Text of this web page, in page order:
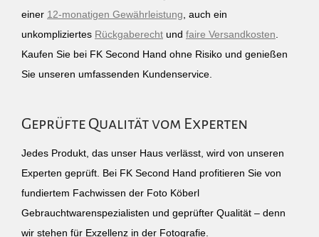
einer 12-monatigen Gewährleistung , auch ein
unkompliziertes Rückgaberecht und faire Versandkosten
Kaufen Sie bei FK Second Hand ohne Risiko und genießen
Sie unseren umfassenden Kundenservice.
Geprüfte Qualität vom Experten
Jedes Produkt, das unser Haus verlässt, wird von unseren
Experten geprüft. Bei FK Second Hand profitieren Sie von
fundiertem Fachwissen der Foto Köberl
Gebrauchtwarenspezialisten und geprüfter Qualität – denn
wir stehen für Exzellenz in der Fotografie.